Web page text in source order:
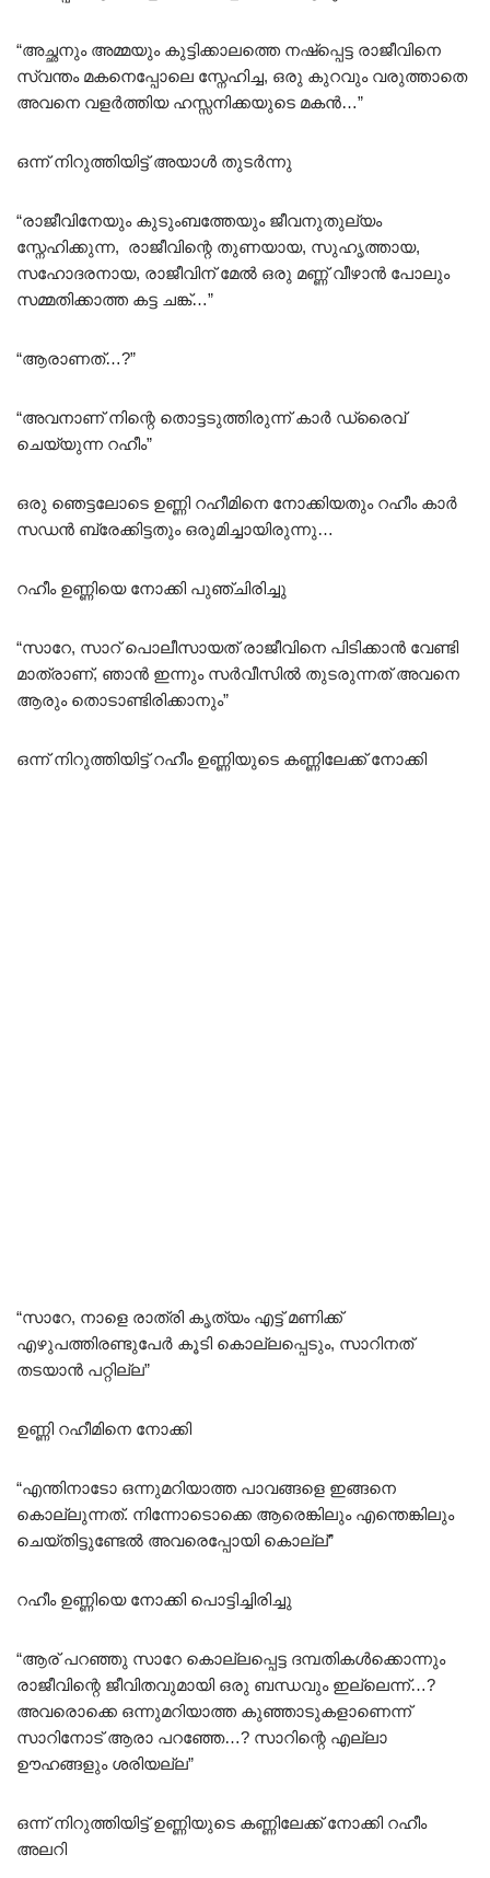
“അച്ഛനും അമ്മയും കുട്ടിക്കാലത്തെ നഷ്പ്പെട്ട രാജീവിനെ
സ്വന്തം മകനെപ്പോലെ സ്നേഹിച്ച, ഒരു കുറവും വരുത്താതെ
അവനെ വളർത്തിയ ഹസ്സനിക്കയുടെ മകൻ…”
ഒന്ന് നിറുത്തിയിട്ട് അയാൾ തുടർന്നു
“രാജീവിനേയും കുടുംബത്തേയും ജീവനുതുല്യം
സ്നേഹിക്കുന്ന, രാജീവിന്റെ തുണയായ, സുഹൃത്തായ,
സഹോദരനായ, രാജീവിന് മേൽ ഒരു മണ്ണ് വീഴാൻ പോലും
സമ്മതിക്കാത്ത കട്ട ചങ്ക്…”
“ആരാണത്…?”
“അവനാണ് നിന്റെ തൊട്ടടുത്തിരുന്ന് കാർ ഡ്രൈവ്
ചെയ്യുന്ന റഹീം”
ഒരു ഞെട്ടലോടെ ഉണ്ണി റഹീമിനെ നോക്കിയതും റഹീം കാർ
സഡൻ ബ്രേക്കിട്ടതും ഒരുമിച്ചായിരുന്നു…
റഹീം ഉണ്ണിയെ നോക്കി പുഞ്ചിരിച്ചു
“സാറേ, സാറ് പൊലീസായത് രാജീവിനെ പിടിക്കാൻ വേണ്ടി
മാത്രാണ്, ഞാൻ ഇന്നും സർവീസിൽ തുടരുന്നത് അവനെ
ആരും തൊടാണ്ടിരിക്കാനും”
ഒന്ന് നിറുത്തിയിട്ട് റഹീം ഉണ്ണിയുടെ കണ്ണിലേക്ക് നോക്കി
“സാറേ, നാളെ രാത്രി കൃത്യം എട്ട് മണിക്ക്
എഴുപത്തിരണ്ടുപേർ കൂടി കൊല്ലപ്പെടും, സാറിനത്
തടയാൻ പറ്റില്ല”
ഉണ്ണി റഹീമിനെ നോക്കി
“എന്തിനാടോ ഒന്നുമറിയാത്ത പാവങ്ങളെ ഇങ്ങനെ
കൊല്ലുന്നത്. നിന്നോടൊക്കെ ആരെങ്കിലും എന്തെങ്കിലും
ചെയ്തിട്ടുണ്ടേൽ അവരെപ്പോയി കൊല്ല്”
റഹീം ഉണ്ണിയെ നോക്കി പൊട്ടിച്ചിരിച്ചു
“ആര് പറഞ്ഞു സാറേ കൊല്ലപ്പെട്ട ദമ്പതികൾക്കൊന്നും
രാജീവിന്റെ ജീവിതവുമായി ഒരു ബന്ധവും ഇല്ലെന്ന്…?
അവരൊക്കെ ഒന്നുമറിയാത്ത കുഞ്ഞാടുകളാണെന്ന്
സാറിനോട് ആരാ പറഞ്ഞേ…? സാറിന്റെ എല്ലാ
ഊഹങ്ങളും ശരിയല്ല”
ഒന്ന് നിറുത്തിയിട്ട് ഉണ്ണിയുടെ കണ്ണിലേക്ക് നോക്കി റഹീം
അലറി